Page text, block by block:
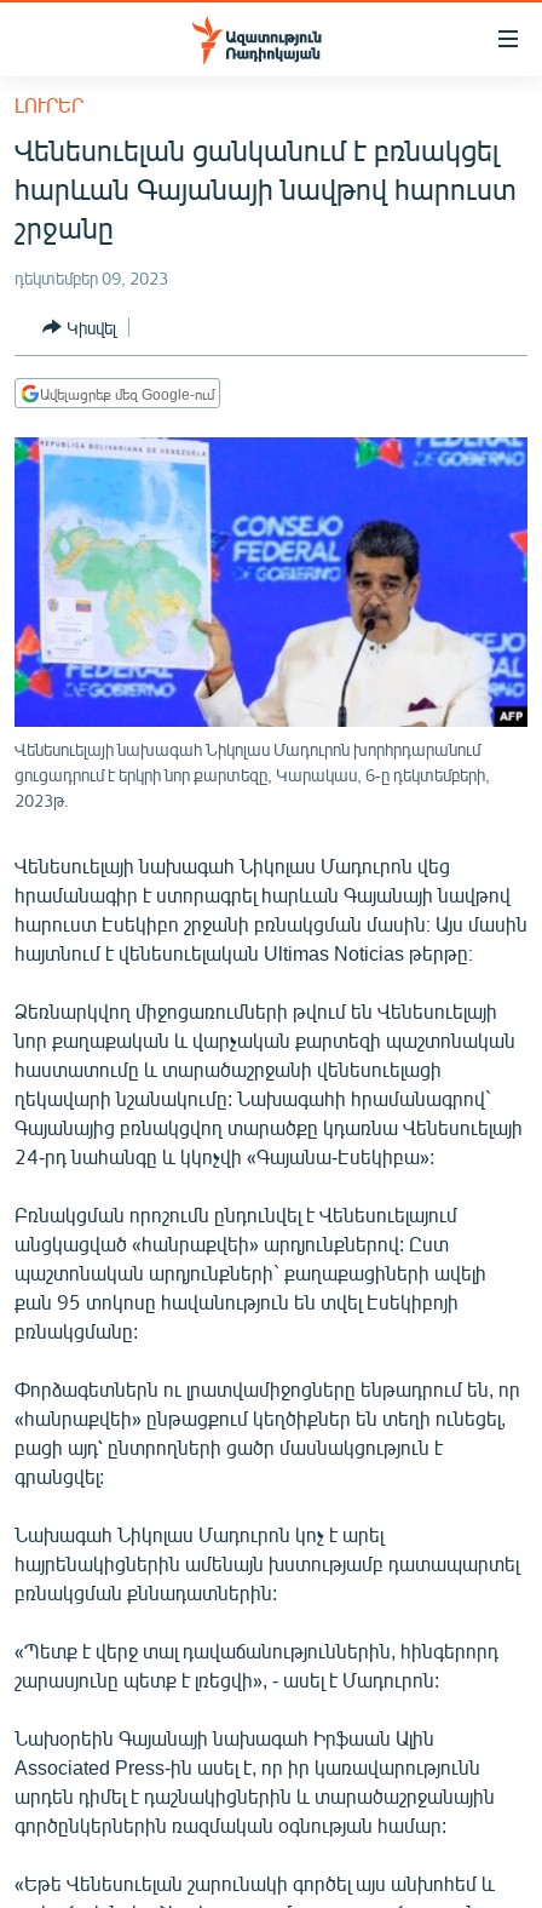
Մատչելիության
հիմնական
բովանդակությանը
Անցնել
հիմնական
մենյուին
ՔԱՂԱՔԱԿԱՆ
ՀԱՍԱՐԱԿՈՒԹՅՈՒՆ
ՏՆՏԵՍՈՒԹՅՈՒՆ
ՂԱՐԱԲԱՂ
ՊԱՏԵՐԱԶՄԻ 6 ՇԱԲԱԹՆԵՐԸ
ՏԱՐԱԾԱՇՐՋԱՆ
ՄԻՋԱԶԳԱՅԻՆ
ՄՇԱԿՈՒՅԹ
ՍՊՈՐՏ
ՄԵԿՆԱԲԱՆՈՒԹՅՈՒՆ
ԿՈՐՈՆԱՎԻՐՈՒՍ
ՏԵՍԱՆՅՈՒԹԵՐ
ԲԱՆԱՎԵՃ
ՁԳՏԵԼՈՎ ԼԱՎԱԳՈՒՅՆԻՆ
ՓՈԴՔԱՍԹ
Հայերեն
English
Русский
ՀԵՏԵՎԵՔ ՄԵԶ
«Ազատության» բոլոր կայքերը
ԼՈՒՐԵՐ
Վենեսուելան ցանկանում է բռնակցել
հարևան Գայանայի նավթով հարուստ
շրջանը
դեկտեմբեր 09, 2023
Կիսվել
Ավելացրեք մեզ Google-ում
Վենեսուելայի նախագահ Նիկոլաս Մադուրոն խորհրդարանում
ցուցադրում է երկրի նոր քարտեզը, Կարակաս, 6-ը դեկտեմբերի,
2023թ.
Վենեսուելայի նախագահ Նիկոլաս Մադուրոն վեց
հրամանագիր է ստորագրել հարևան Գայանայի նավթով
հարուստ Էսեկիբո շրջանի բռնակցման մասին։ Այս մասին
հայտնում է վենեսուելական Ultimas Noticias թերթը։
Ձեռնարկվող միջոցառումների թվում են Վենեսուելայի
նոր քաղաքական և վարչական քարտեզի պաշտոնական
հաստատումը և տարածաշրջանի վենեսուելացի
ղեկավարի նշանակումը: Նախագահի հրամանագրով`
Գայանայից բռնակցվող տարածքը կդառնա Վենեսուելայի
24-րդ նահանգը և կկոչվի «Գայանա-Էսեկիբա»:
Բռնակցման որոշումն ընդունվել է Վենեսուելայում
անցկացված «հանրաքվեի» արդյունքներով: Ըստ
պաշտոնական արդյունքների` քաղաքացիների ավելի
քան 95 տոկոսը հավանություն են տվել Էսեկիբոյի
բռնակցմանը:
Փորձագետներն ու լրատվամիջոցները ենթադրում են, որ
«հանրաքվեի» ընթացքում կեղծիքներ են տեղի ունեցել,
բացի այդ՝ ընտրողների ցածր մասնակցություն է
գրանցվել:
Նախագահ Նիկոլաս Մադուրոն կոչ է արել
հայրենակիցներին ամենայն խստությամբ դատապարտել
բռնակցման քննադատներին:
«Պետք է վերջ տալ դավաճանություններին, հինգերորդ
շարասյունը պետք է լռեցվի», - ասել է Մադուրոն:
Նախօրեին Գայանայի նախագահ Իրֆաան Ալին
Associated Press-ին ասել է, որ իր կառավարությունն
արդեն դիմել է դաշնակիցներին և տարածաշրջանային
գործընկերներին ռազմական օգնության համար:
«Եթե Վենեսուելան շարունակի գործել այս անխոհեմ և